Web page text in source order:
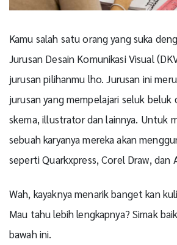
Kamu salah satu orang yang suka
Jurusan Desain Komunikasi Visual
jurusan pilihanmu lho. Jurusan ini
jurusan yang mempelajari seluk beluk
skema, illustrator dan lainnya. Untuk
sebuah karyanya mereka akan
seperti Quarkxpress, Corel Draw, dan
Wah, kayaknya menarik banget kan
Mau tahu lebih lengkapnya? Simak
bawah ini.